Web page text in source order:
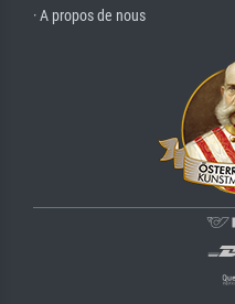
· A propos de nous